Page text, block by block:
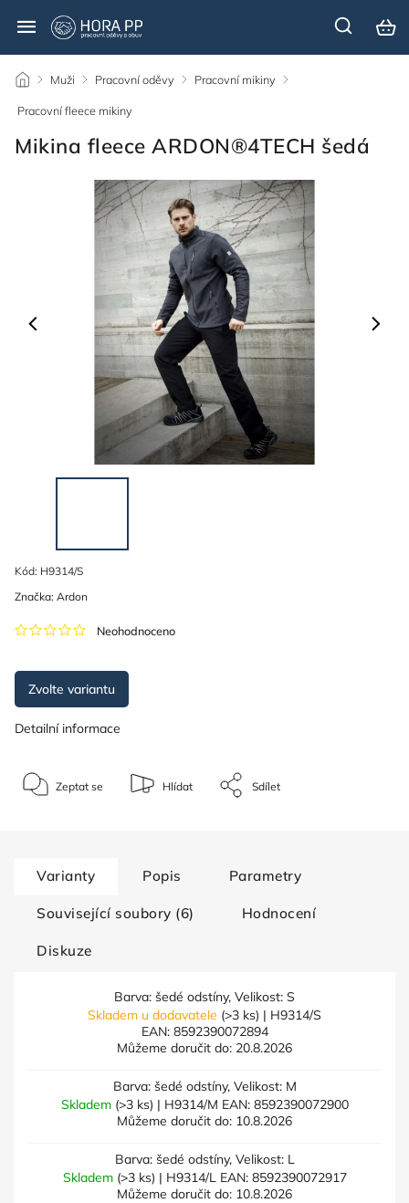
/ Muži / Pracovní oděvy / Pracovní mikiny /
Pracovní fleece mikiny
Mikina fleece ARDON®4TECH šedá
Kód: H9314/S
Neohodnoceno
Značka: Ardon
Zvolte variantu
Detailní informace
Zeptat se Hlídat Sdílet
Varianty Popis Parametry
Související soubory (6) Hodnocení
Diskuze
Barva: šedé odstíny, Velikost: S
Skladem u dodavatele (>3 ks) | H9314/S
EAN: 8592390072894
Můžeme doručit do: 20.8.2026
Barva: šedé odstíny, Velikost: M
Skladem (>3 ks) | H9314/M EAN: 8592390072900
Můžeme doručit do: 10.8.2026
Barva: šedé odstíny, Velikost: L
Skladem (>3 ks) | H9314/L EAN: 8592390072917
Můžeme doručit do: 10.8.2026